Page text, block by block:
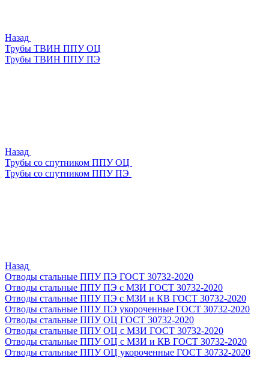
Назад
Трубы ТВИН ППУ ОЦ
Трубы ТВИН ППУ ПЭ
Назад
Трубы со спутником ППУ ОЦ
Трубы со спутником ППУ ПЭ
Назад
Отводы стальные ППУ ПЭ ГОСТ 30732-2020
Отводы стальные ППУ ПЭ с МЗИ ГОСТ 30732-2020
Отводы стальные ППУ ПЭ с МЗИ и КВ ГОСТ 30732-2020
Отводы стальные ППУ ПЭ укороченные ГОСТ 30732-2020
Отводы стальные ППУ ОЦ ГОСТ 30732-2020
Отводы стальные ППУ ОЦ с МЗИ ГОСТ 30732-2020
Отводы стальные ППУ ОЦ с МЗИ и КВ ГОСТ 30732-2020
Отводы стальные ППУ ОЦ укороченные ГОСТ 30732-2020